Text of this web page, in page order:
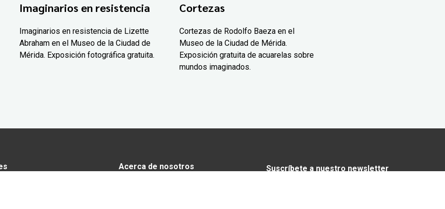
Imaginarios en resistencia
Imaginarios en resistencia de Lizette
Abraham en el Museo de la Ciudad de
Mérida. Exposición fotográfica gratuita.
Cortezas
Cortezas de Rodolfo Baeza en el
Museo de la Ciudad de Mérida.
Exposición gratuita de acuarelas sobre
mundos imaginados.
Acerca de nosotros
Suscríbete a nuestro newsletter